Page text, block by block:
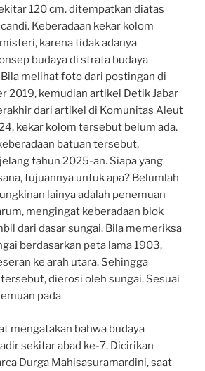
120 cm. ditempatkan diatas
Keberadaan kekar kolom
karena tidak adanya
budaya di strata budaya
melihat foto dari postingan di
2019, kemudian artikel Detik Jabar
dari artikel di Komunitas Aleut
kekar kolom tersebut belum ada.
batuan tersebut,
tahun 2025-an. Siapa yang
tujuannya untuk apa? Belumlah
lainya adalah penemuan
mengingat keberadaan blok
dari dasar sungai. Bila memeriksa
berdasarkan peta lama 1903,
ke arah utara. Sehingga
dierosi oleh sungai. Sesuai
pada
mengatakan bahwa budaya
sekitar abad ke-7. Dicirikan
Durga Mahisasuramardini, saat